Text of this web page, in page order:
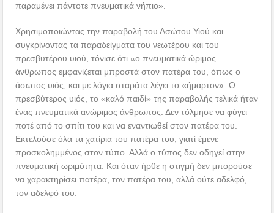
παραμένει πάντοτε πνευματικά νήπιο».
Χρησιμοποιώντας την παραβολή του Ασώτου Υιού και
συγκρίνοντας τα παραδείγματα του νεωτέρου και του
πρεσβυτέρου υιού, τόνισε ότι «ο πνευματικά ώριμος
άνθρωπος εμφανίζεται μπροστά στον πατέρα του, όπως ο
άσωτος υιός, και με λόγια σταράτα λέγει το «ήμαρτον». Ο
πρεσβύτερος υιός, το «καλό παιδί» της παραβολής τελικά ήταν
ένας πνευματικά ανώριμος άνθρωπος. Δεν τόλμησε να φύγει
ποτέ από το σπίτι του και να εναντιωθεί στον πατέρα του.
Εκτελούσε όλα τα χατίρια του πατέρα του, γιατί έμενε
προσκολημμένος στον τύπο. Αλλά ο τύπος δεν οδηγεί στην
πνευματική ωριμότητα. Και όταν ήρθε η στιγμή δεν μπορούσε
να χαρακτηρίσει πατέρα, τον πατέρα του, αλλά ούτε αδελφό,
τον αδελφό του.